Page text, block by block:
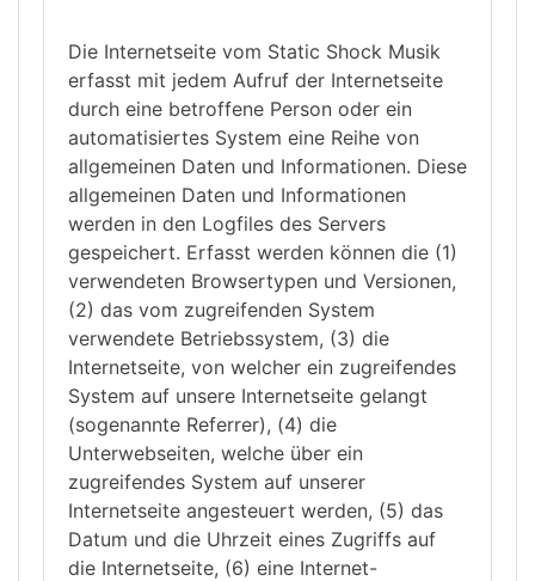
Die Internetseite vom Static Shock Musik
erfasst mit jedem Aufruf der Internetseite
durch eine betroffene Person oder ein
automatisiertes System eine Reihe von
allgemeinen Daten und Informationen. Diese
allgemeinen Daten und Informationen
werden in den Logfiles des Servers
gespeichert. Erfasst werden können die (1)
verwendeten Browsertypen und Versionen,
(2) das vom zugreifenden System
verwendete Betriebssystem, (3) die
Internetseite, von welcher ein zugreifendes
System auf unsere Internetseite gelangt
(sogenannte Referrer), (4) die
Unterwebseiten, welche über ein
zugreifendes System auf unserer
Internetseite angesteuert werden, (5) das
Datum und die Uhrzeit eines Zugriffs auf
die Internetseite, (6) eine Internet-